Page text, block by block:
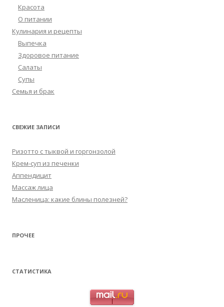
Красота
О питании
Кулинария и рецепты
Выпечка
Здоровое питание
Салаты
Супы
Семья и брак
СВЕЖИЕ ЗАПИСИ
Ризотто с тыквой и горгонзолой
Крем-суп из печенки
Аппендицит
Массаж лица
Масленица: какие блины полезней?
ПРОЧЕЕ
СТАТИСТИКА